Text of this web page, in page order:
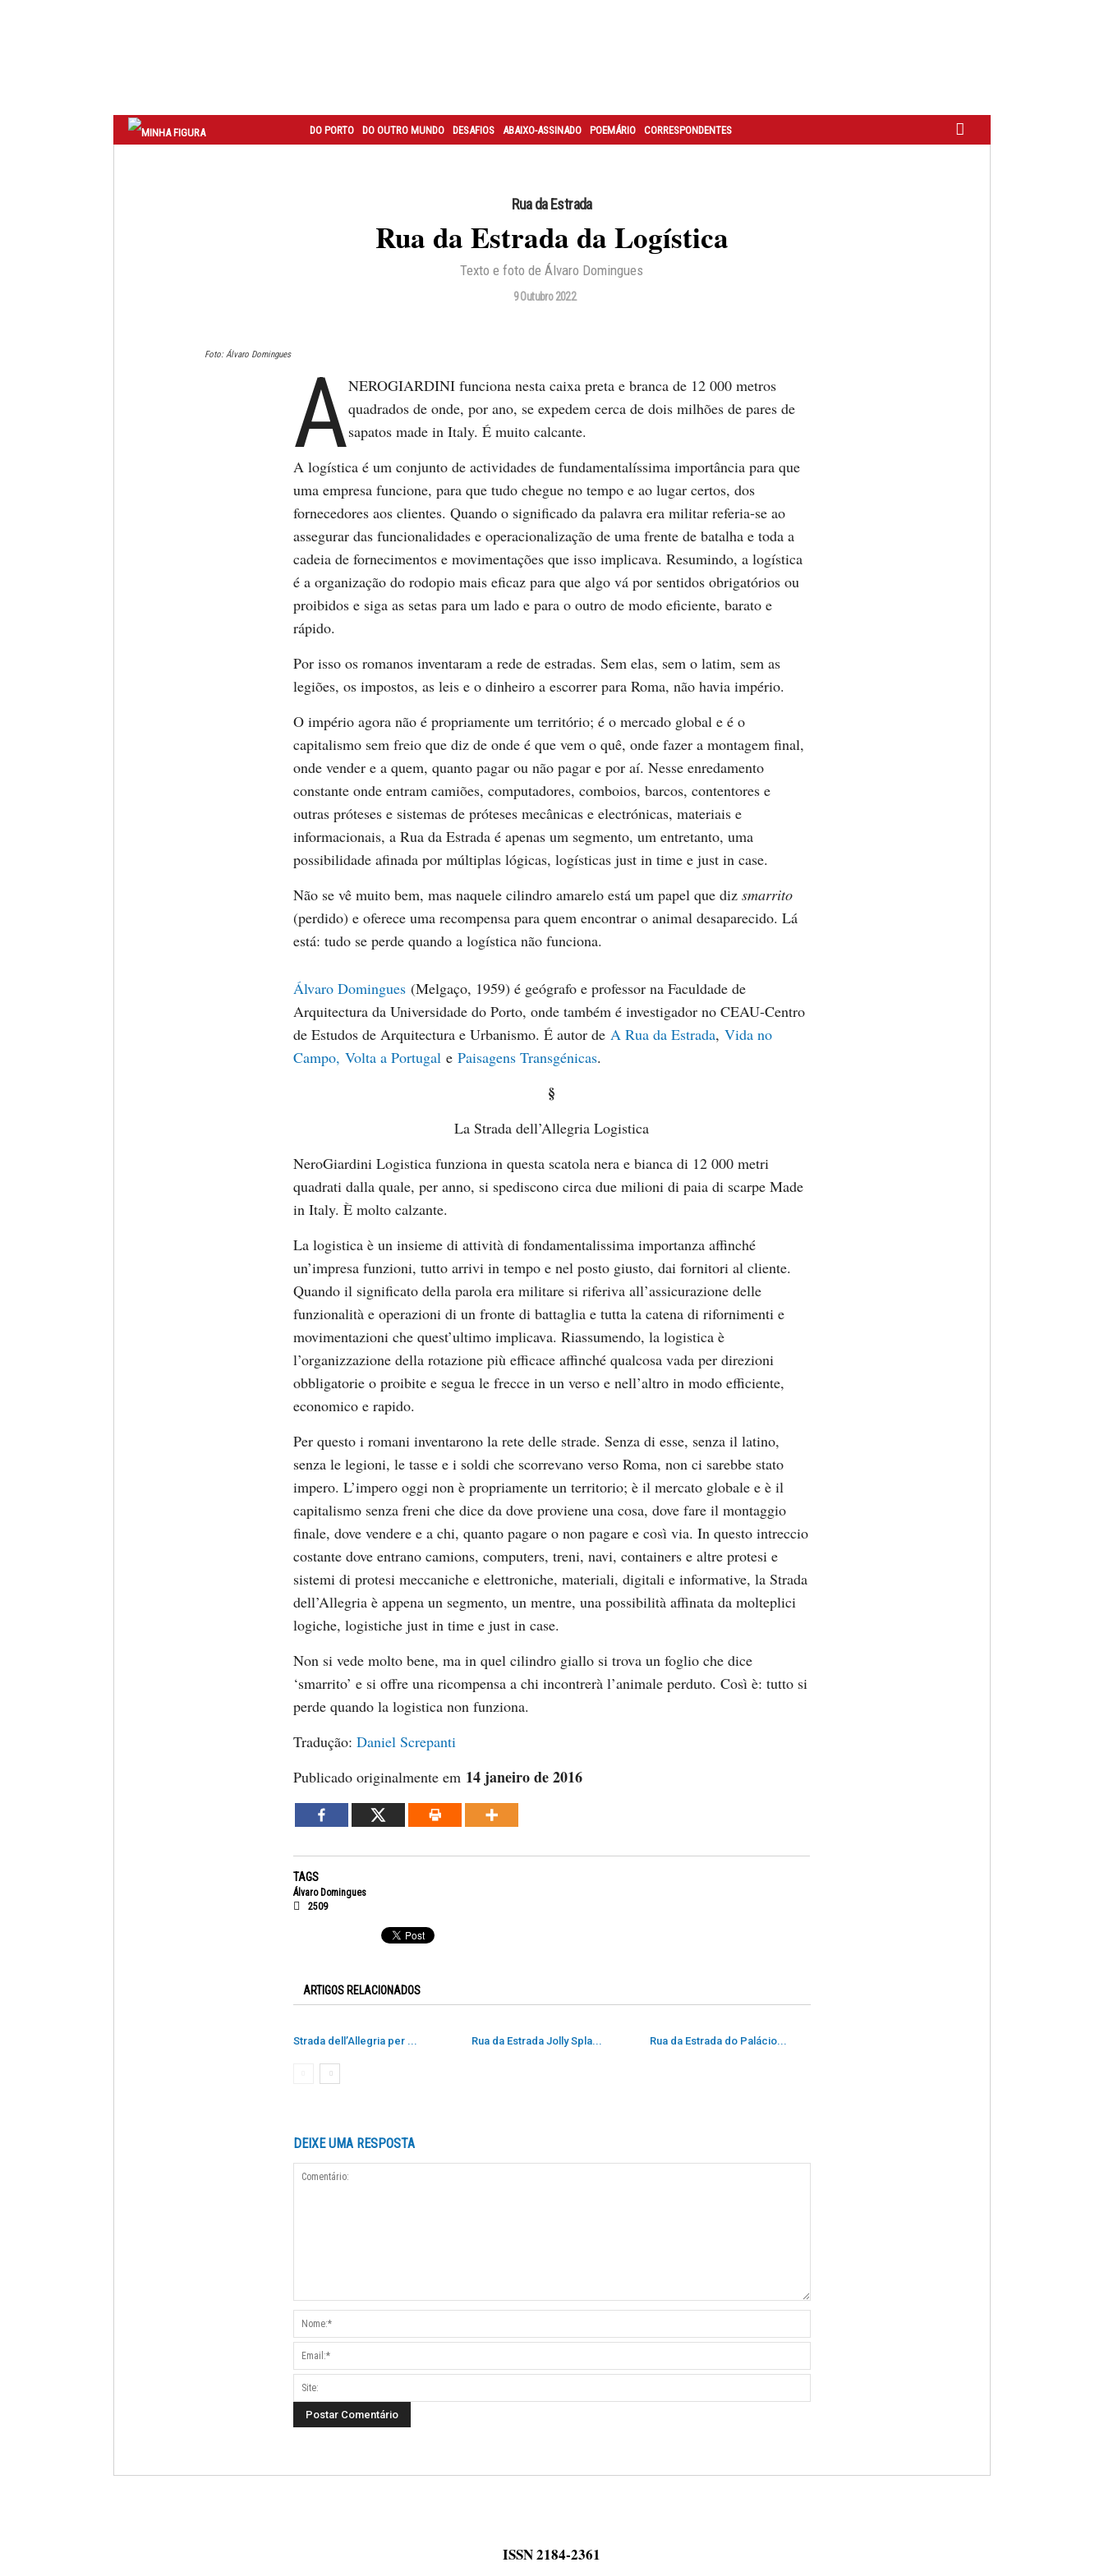
DO PORTO DO OUTRO MUNDO DESAFIOS ABAIXO-ASSINADO POEMÁRIO CORRESPONDENTES
Rua da Estrada
Rua da Estrada da Logística
Texto e foto de Álvaro Domingues
9 Outubro 2022
Foto: Álvaro Domingues
ANEROGIARDINI funciona nesta caixa preta e branca de 12 000 metros
quadrados de onde, por ano, se expedem cerca de dois milhões de pares de
sapatos made in Italy. É muito calcante.
A logística é um conjunto de actividades de fundamentalíssima importância para que
uma empresa funcione, para que tudo chegue no tempo e ao lugar certos, dos
fornecedores aos clientes. Quando o significado da palavra era militar referia-se ao
assegurar das funcionalidades e operacionalização de uma frente de batalha e toda a
cadeia de fornecimentos e movimentações que isso implicava. Resumindo, a logística
é a organização do rodopio mais eficaz para que algo vá por sentidos obrigatórios ou
proibidos e siga as setas para um lado e para o outro de modo eficiente, barato e
rápido.
Por isso os romanos inventaram a rede de estradas. Sem elas, sem o latim, sem as
legiões, os impostos, as leis e o dinheiro a escorrer para Roma, não havia império.
O império agora não é propriamente um território; é o mercado global e é o
capitalismo sem freio que diz de onde é que vem o quê, onde fazer a montagem final,
onde vender e a quem, quanto pagar ou não pagar e por aí. Nesse enredamento
constante onde entram camiões, computadores, comboios, barcos, contentores e
outras próteses e sistemas de próteses mecânicas e electrónicas, materiais e
informacionais, a Rua da Estrada é apenas um segmento, um entretanto, uma
possibilidade afinada por múltiplas lógicas, logísticas just in time e just in case.
Não se vê muito bem, mas naquele cilindro amarelo está um papel que dizsmarrito
(perdido) e oferece uma recompensa para quem encontrar o animal desaparecido. Lá
está: tudo se perde quando a logística não funciona.
Álvaro Domingues(Melgaço, 1959) é geógrafo e professor na Faculdade de
Arquitectura da Universidade do Porto, onde também é investigador no CEAU-Centro
de Estudos de Arquitectura e Urbanismo. É autor deA Rua da Estrada,Vida no
Campo, Volta a PortugalePaisagens Transgénicas.
§
La Strada dell’Allegria Logistica
NeroGiardini Logistica funziona in questa scatola nera e bianca di 12 000 metri
quadrati dalla quale, per anno, si spediscono circa due milioni di paia di scarpe Made
in Italy. È molto calzante.
La logistica è un insieme di attività di fondamentalissima importanza affinché
un’impresa funzioni, tutto arrivi in tempo e nel posto giusto, dai fornitori al cliente.
Quando il significato della parola era militare si riferiva all’assicurazione delle
funzionalità e operazioni di un fronte di battaglia e tutta la catena di rifornimenti e
movimentazioni che quest’ultimo implicava. Riassumendo, la logistica è
l’organizzazione della rotazione più efficace affinché qualcosa vada per direzioni
obbligatorie o proibite e segua le frecce in un verso e nell’altro in modo efficiente,
economico e rapido.
Per questo i romani inventarono la rete delle strade. Senza di esse, senza il latino,
senza le legioni, le tasse e i soldi che scorrevano verso Roma, non ci sarebbe stato
impero. L’impero oggi non è propriamente un territorio; è il mercato globale e è il
capitalismo senza freni che dice da dove proviene una cosa, dove fare il montaggio
finale, dove vendere e a chi, quanto pagare o non pagare e così via. In questo intreccio
costante dove entrano camions, computers, treni, navi, containers e altre protesi e
sistemi di protesi meccaniche e elettroniche, materiali, digitali e informative, la Strada
dell’Allegria è appena un segmento, un mentre, una possibilità affinata da molteplici
logiche, logistiche just in time e just in case.
Non si vede molto bene, ma in quel cilindro giallo si trova un foglio che dice
‘smarrito’ e si offre una ricompensa a chi incontrerà l’animale perduto. Così è: tutto si
perde quando la logistica non funziona.
Tradução:Daniel Screpanti
Publicado originalmente em 14 janeiro de 2016
TAGS
Álvaro Domingues
2509
ARTIGOS RELACIONADOS
Strada dell’Allegria per ... Rua da Estrada Jolly Spla... Rua da Estrada do Palácio...
DEIXE UMA RESPOSTA
ISSN 2184-2361